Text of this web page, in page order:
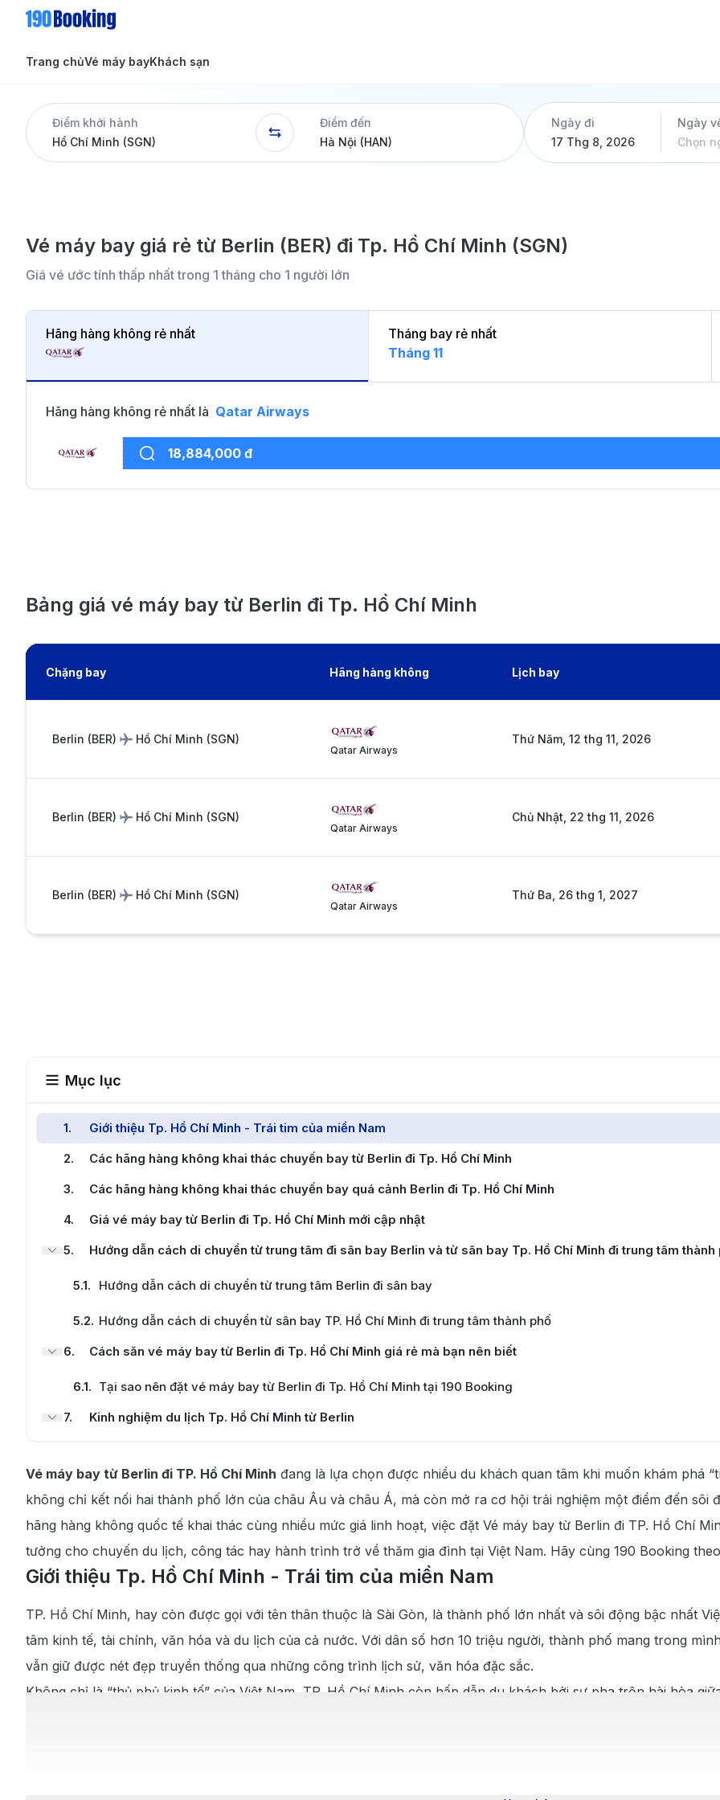
Trang chủVé máy bay
Tin tức
Dịch vụ
Khách sạn
Tin tức
Điểm khởi hành
Điểm đến
Ngày đi
17 Thg 8, 2026
Ngày
Chọn
Vé máy bay giá rẻ từ Berlin (BER) đi Tp. Hồ Chí Minh (SGN)
Giá vé ước tính thấp nhất trong 1 tháng cho 1 người lớn
Hãng hàng không rẻ nhất
Tháng bay rẻ nhất
Tháng 11
Hãng hàng không rẻ nhất là Qatar Airways
18,884,000 đ
Bảng giá vé máy bay từ Berlin đi Tp. Hồ Chí Minh
Chặng bay Hãng hàng không Lịch bay
Berlin (BER) Hồ Chí Minh (SGN)
Qatar Airways
Thứ Năm, 12 thg 11, 2026
Berlin (BER) Hồ Chí Minh (SGN)
Qatar Airways
Chủ Nhật, 22 thg 11, 2026
Berlin (BER) Hồ Chí Minh (SGN)
Qatar Airways
Thứ Ba, 26 thg 1, 2027
Mục lục
1.
Giới thiệu Tp. Hồ Chí Minh - Trái tim của miền Nam
2.
Các hãng hàng không khai thác chuyến bay từ Berlin đi Tp. Hồ Chí Minh
3.
Các hãng hàng không khai thác chuyến bay quá cảnh Berlin đi Tp. Hồ Chí Minh
4.
Giá vé máy bay từ Berlin đi Tp. Hồ Chí Minh mới cập nhật
5. Hướng dẫn cách di chuyển từ trung tâm đi sân bay Berlin và từ sân bay Tp. Hồ Chí Minh đi trung tâm thành
5.1. Hướng dẫn cách di chuyển từ trung tâm Berlin đi sân bay
5.2. Hướng dẫn cách di chuyển từ sân bay TP. Hồ Chí Minh đi trung tâm thành phố
6. Cách săn vé máy bay từ Berlin đi Tp. Hồ Chí Minh giá rẻ mà bạn nên biết
6.1. Tại sao nên đặt vé máy bay từ Berlin đi Tp. Hồ Chí Minh tại 190 Booking
7. Kinh nghiệm du lịch Tp. Hồ Chí Minh từ Berlin
Các địa điểm du lịch nổi tiếng ở Tp. Hồ Chí Minh
7.3. Các món ăn ngon nổi tiếng ở Tp. Hồ Chí Minh
Vé máy bay từ Berlin đi TP. Hồ Chí Minh đang là lựa chọn được nhiều du khách quan tâm khi muốn khám phá
không chỉ kết nối hai thành phố lớn của châu Âu và châu Á, mà còn mở ra cơ hội trải nghiệm một điểm đến sôi
hãng hàng không quốc tế khai thác cùng nhiều mức giá linh hoạt, việc đặt Vé máy bay từ Berlin đi TP. Hồ Chí
tưởng cho chuyến du lịch, công tác hay hành trình trở về thăm gia đình tại Việt Nam. Hãy cùng 190 Booking
Giới thiệu Tp. Hồ Chí Minh - Trái tim của miền Nam
TP. Hồ Chí Minh, hay còn được gọi với tên thân thuộc là Sài Gòn, là thành phố lớn nhất và sôi động bậc nhất
tâm kinh tế, tài chính, văn hóa và du lịch của cả nước. Với dân số hơn 10 triệu người, thành phố mang trong
vẫn giữ được nét đẹp truyền thống qua những công trình lịch sử, văn hóa đặc sắc.
Không chỉ là “thủ phủ kinh tế” của Việt Nam, TP. Hồ Chí Minh còn hấp dẫn du khách bởi sự pha trộn hài hòa